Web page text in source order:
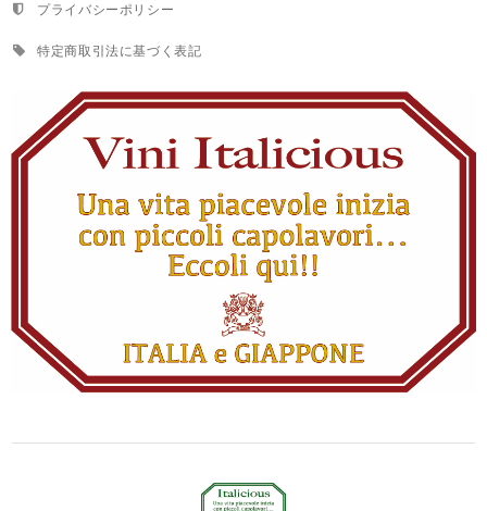
プライバシーポリシー
特定商取引法に基づく表記